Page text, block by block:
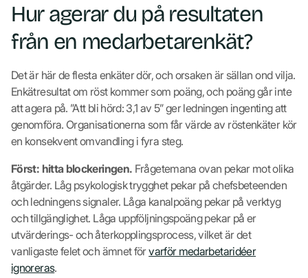
Hur agerar du på resultaten
från en medarbetarenkät?
Det är här de flesta enkäter dör, och orsaken är sällan ond vilja.
Enkätresultat om röst kommer som poäng, och poäng går inte
att agera på. ”Att bli hörd: 3,1 av 5” ger ledningen ingenting att
genomföra. Organisationerna som får värde av röstenkäter kör
en konsekvent omvandling i fyra steg.
Först: hitta blockeringen. Frågetemana ovan pekar mot olika
åtgärder. Låg psykologisk trygghet pekar på chefsbeteenden
och ledningens signaler. Låga kanalpoäng pekar på verktyg
och tillgänglighet. Låga uppföljningspoäng pekar på er
utvärderings- och återkopplingsprocess, vilket är det
vanligaste felet och ämnet förvarför medarbetaridéer
ignoreras.